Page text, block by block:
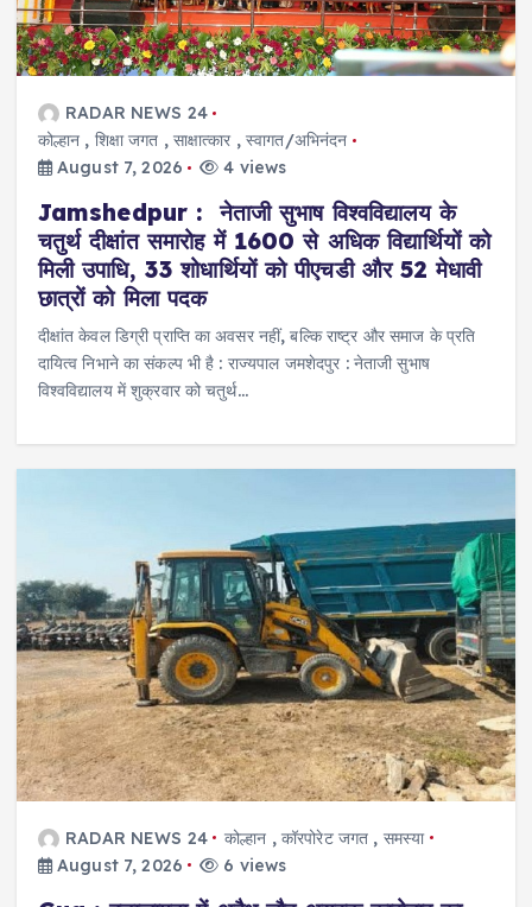
RADAR NEWS 24
कोल्हान , शिक्षा जगत , साक्षात्कार , स्वागत/अभिनंदन
August 7, 2026
4 views
Jamshedpur : नेताजी सुभाष विश्वविद्यालय के
चतुर्थ दीक्षांत समारोह में 1600 से अधिक विद्यार्थियों को
मिली उपाधि, 33 शोधार्थियों को पीएचडी और 52 मेधावी
छात्रों को मिला पदक
दीक्षांत केवल डिग्री प्राप्ति का अवसर नहीं, बल्कि राष्ट्र और समाज के प्रति
दायित्व निभाने का संकल्प भी है : राज्यपाल जमशेदपुर : नेताजी सुभाष
विश्वविद्यालय में शुक्रवार को चतुर्थ…
RADAR NEWS 24 कोल्हान ,कॉरपोरेट जगत , समस्या
August 7, 2026
6 views